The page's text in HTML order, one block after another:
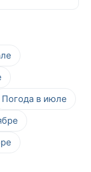
Погода в июле